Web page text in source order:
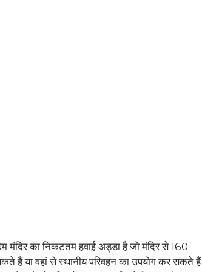
मंदिर का निकटतम हवाई अड्डा है जो मंदिर से 160
हैं या वहां से स्थानीय परिवहन का उपयोग कर सकते